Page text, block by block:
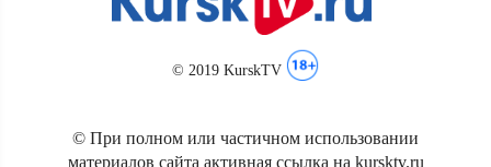
© 2019 KurskTV
© При полном или частичном использовании
материалов сайта активная ссылка на kursktv.ru